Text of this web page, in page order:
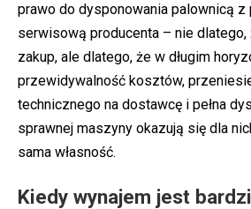
prawo do dysponowania palownicą z
serwisową producenta – nie dlatego,
zakup, ale dlatego, że w długim
przewidywalność kosztów,
technicznego na dostawcę i pełna
sprawnej maszyny okazują się dla
sama własność.
Kiedy wynajem jest